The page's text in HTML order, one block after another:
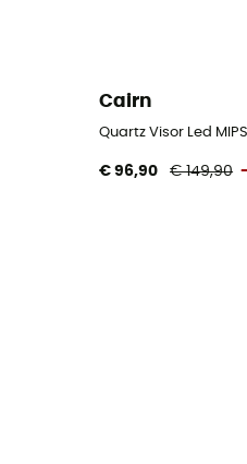
Cairn
Quartz Visor Led
€ 96,90 € 149,90